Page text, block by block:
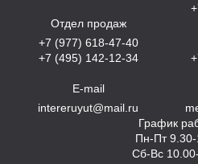
Отдел продаж
+7 (977) 618-47-40
+7 (495) 142-12-34
E-mail
intereruyut@mail.ru
График
Пн-Пт
Сб-Вс